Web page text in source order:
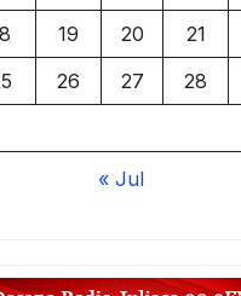
19 20 21
26 27 28
« Jul